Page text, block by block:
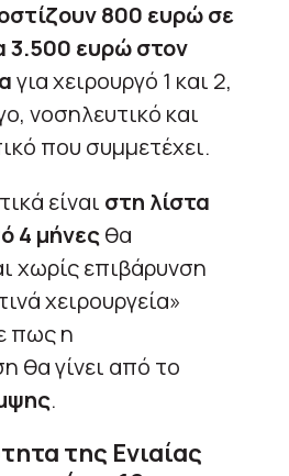
800 ευρώ σε
3.500 ευρώ στον
για χειρουργό 1 και 2,
νοσηλευτικό και
που συμμετέχει.
είναι στη λίστα
4 μήνεςθα
χωρίς επιβάρυνση
χειρουργεία»
πως η
θα γίνει από το
.
της Ενιαίας